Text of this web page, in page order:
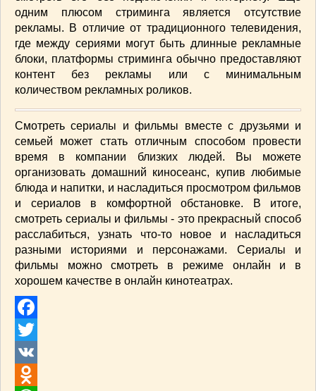
одним плюсом стриминга является отсутствие
рекламы. В отличие от традиционного телевидения,
где между сериями могут быть длинные рекламные
блоки, платформы стриминга обычно предоставляют
контент без рекламы или с минимальным
количеством рекламных роликов.
Смотреть сериалы и фильмы вместе с друзьями и
семьей может стать отличным способом провести
время в компании близких людей. Вы можете
организовать домашний киносеанс, купив любимые
блюда и напитки, и насладиться просмотром фильмов
и сериалов в комфортной обстановке. В итоге,
смотреть сериалы и фильмы - это прекрасный способ
расслабиться, узнать что-то новое и насладиться
разными историями и персонажами. Сериалы и
фильмы можно смотреть в режиме онлайн и в
хорошем качестве в онлайн кинотеатрах.
Facebook
Twitter
VK